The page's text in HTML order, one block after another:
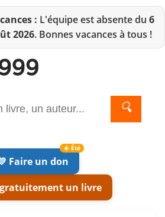
: L'équipe est absente du 6
2026. Bonnes vacances à tous !
🔍
Faire un don
un livre